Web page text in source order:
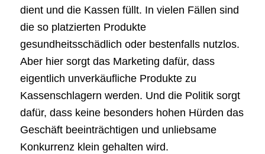
dient und die Kassen füllt. In vielen Fällen sind
die so platzierten Produkte
gesundheitsschädlich oder bestenfalls nutzlos.
Aber hier sorgt das Marketing dafür, dass
eigentlich unverkäufliche Produkte zu
Kassenschlagern werden. Und die Politik sorgt
dafür, dass keine besonders hohen Hürden das
Geschäft beeinträchtigen und unliebsame
Konkurrenz klein gehalten wird.